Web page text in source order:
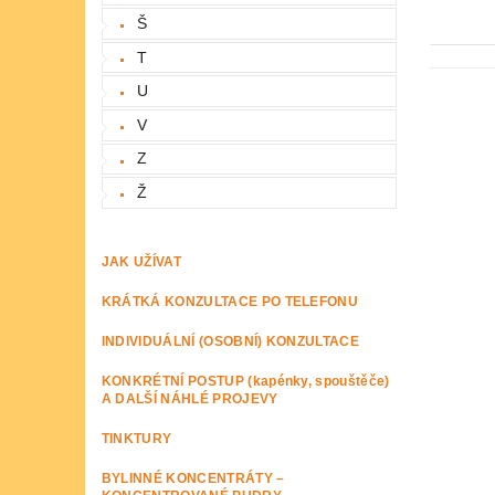
Š
T
U
V
Z
Ž
JAK UŽÍVAT
KRÁTKÁ KONZULTACE PO TELEFONU
INDIVIDUÁLNÍ (OSOBNÍ) KONZULTACE
KONKRÉTNÍ POSTUP (kapénky, spouštěče)
A DALŠÍ NÁHLÉ PROJEVY
TINKTURY
BYLINNÉ KONCENTRÁTY –